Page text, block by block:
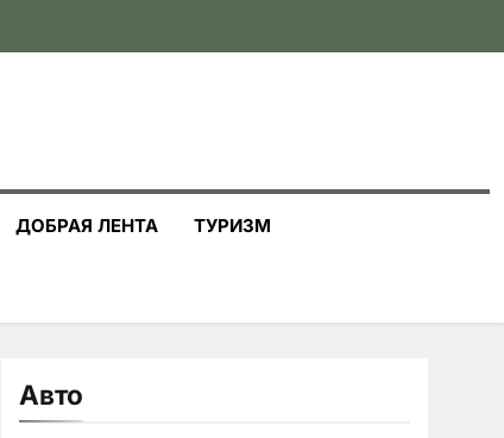
ДОБРАЯ ЛЕНТА ТУРИЗМ
Авто